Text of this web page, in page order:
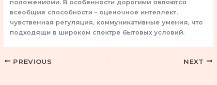
положениями. В особенности дорогими являются
всеобщие способности – оценочное интеллект,
чувственная регуляция, коммуникативные умения, что
подходящи в широком спектре бытовых условий.
PREVIOUS NEXT